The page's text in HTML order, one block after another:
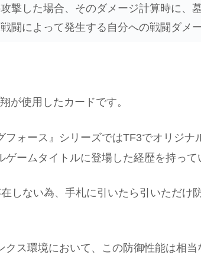
撃した場合、そのダメージ計算時に、
闘によって発生する自分への戦闘ダメ
が使用したカードです。
フォース』シリーズではTF3でオリジナ
ームタイトルに登場した経歴を持って
しない為、手札に引いたら引いただけ
ス環境において、この防御性能は相当